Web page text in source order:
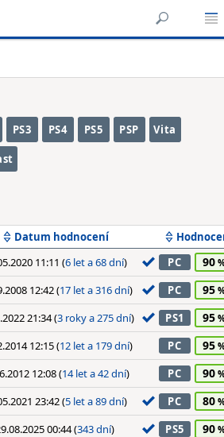
PS3 PS4 PS5 PSP Vita
Datum hodnocení
11:11 (6 let a 68 dní) PC 90
12:42 (17 let a 316 dní) PC 95
21:34 (3 roky a 275 dní) PS1 95
12:15 (12 let a 179 dní) PC 95
12:08 (14 let a 42 dní) PC 90
23:42 (5 let a 89 dní) PC 80
00:44 (343 dní) PS5 90